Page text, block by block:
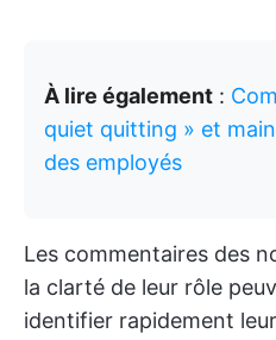
À lire également :
quiet quitting » et
des employés
Les commentaires des
la clarté de leur rôle
identifier rapidement